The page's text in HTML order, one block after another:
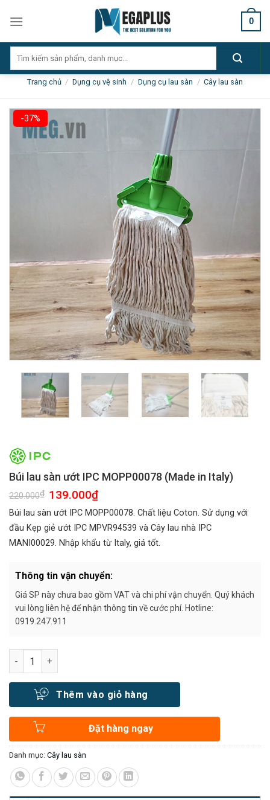
0
kiếm:
Trang chủ / Dụng cụ vệ sinh / Dụng cụ lau sàn / Cây lau sàn
-37%
Búi lau sàn ướt IPC MOPP00078 (Made in Italy)
220.000₫ Giá
gốc
là:
220.000₫.
139.000₫Giá
tại
là:
139.000₫.
Búi lau sàn ướt IPC MOPP00078. Chất liệu Coton. Sử dụng với
đầu Kẹp giẻ ướt IPC MPVR94539 và Cây lau nhà IPC
MANI00029. Nhập khẩu từ Italy, giá tốt.
Thông tin vận chuyển:
Giá SP này chưa bao gồm VAT và chi phí vận chuyển. Quý khách
vui lòng liên hệ để nhận thông tin về cước phí. Hotline:
0919.247.911
Số lượng
Thêm vào giỏ hàng
Đặt hàng ngay
Danh mục: Cây lau sàn